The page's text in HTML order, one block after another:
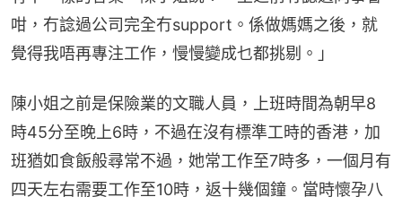
咁，冇諗過公司完全冇support。係做媽媽之後，就
覺得我唔再專注工作，慢慢變成乜都挑剔。」
陳小姐之前是保險業的文職人員，上班時間為朝早8
時45分至晚上6時，不過在沒有標準工時的香港，加
班猶如食飯般尋常不過，她常工作至7時多，一個月有
四天左右需要工作至10時，返十幾個鐘。當時懷孕八